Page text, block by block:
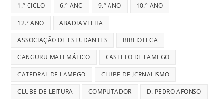
1.º CICLO 6.º ANO 9.º ANO 10.º ANO
12.º ANO ABADIA VELHA
ASSOCIAÇÃO DE ESTUDANTES BIBLIOTECA
CANGURU MATEMÁTICO CASTELO DE LAMEGO
CATEDRAL DE LAMEGO CLUBE DE JORNALISMO
CLUBE DE LEITURA COMPUTADOR D. PEDRO AFONSO